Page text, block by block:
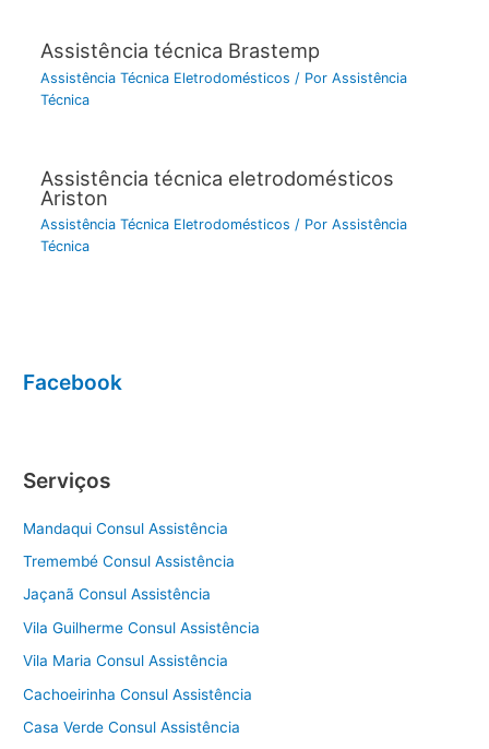
Assistência técnica Brastemp
Assistência Técnica Eletrodomésticos / Por Assistência
Técnica
Assistência técnica eletrodomésticos
Ariston
Assistência Técnica Eletrodomésticos / Por Assistência
Técnica
Facebook
Serviços
Mandaqui Consul Assistência
Tremembé Consul Assistência
Jaçanã Consul Assistência
Vila Guilherme Consul Assistência
Vila Maria Consul Assistência
Cachoeirinha Consul Assistência
Casa Verde Consul Assistência